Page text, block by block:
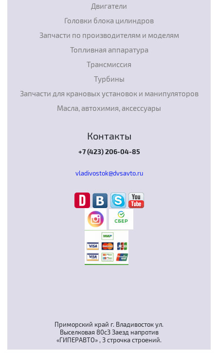
Приморский край г. Владивосток ул.
Выселковая 80с3 Заезд напротив
«ГИПЕРАВТО» , 3 строчка строений.
Двигатели
Головки блока цилиндров
Запчасти по производителям и моделям
Топливная аппаратура
Трансмиссия
Турбины
Запчасти для крановых установок и манипуляторов
Масла, автохимия, аксессуары
Контакты
+7 (423) 206-04-85
vladivostok@dvsavto.ru